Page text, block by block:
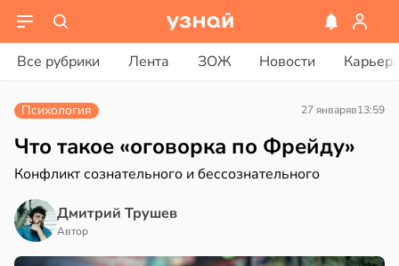
Все рубрики Лента ЗОЖ Новости
Психология 27 январяв13:59
Что такое «оговорка по Фрейду»
Конфликт сознательного и бессознательного
Дмитрий Трушев
Автор
17:40